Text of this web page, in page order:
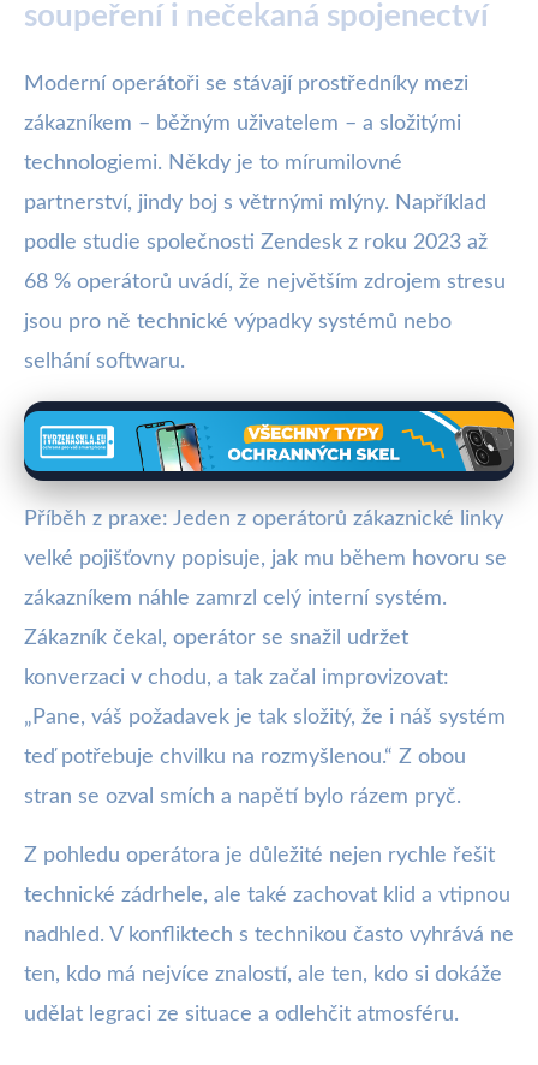
soupeření i nečekaná spojenectví
Moderní operátoři se stávají prostředníky mezi
zákazníkem – běžným uživatelem – a složitými
technologiemi. Někdy je to mírumilovné
partnerství, jindy boj s větrnými mlýny. Například
podle studie společnosti Zendesk z roku 2023 až
68 % operátorů uvádí, že největším zdrojem stresu
jsou pro ně technické výpadky systémů nebo
selhání softwaru.
Příběh z praxe: Jeden z operátorů zákaznické linky
velké pojišťovny popisuje, jak mu během hovoru se
zákazníkem náhle zamrzl celý interní systém.
Zákazník čekal, operátor se snažil udržet
konverzaci v chodu, a tak začal improvizovat:
„Pane, váš požadavek je tak složitý, že i náš systém
teď potřebuje chvilku na rozmyšlenou.“ Z obou
stran se ozval smích a napětí bylo rázem pryč.
Z pohledu operátora je důležité nejen rychle řešit
technické zádrhele, ale také zachovat klid a vtipnou
nadhled. V konfliktech s technikou často vyhrává ne
ten, kdo má nejvíce znalostí, ale ten, kdo si dokáže
udělat legraci ze situace a odlehčit atmosféru.